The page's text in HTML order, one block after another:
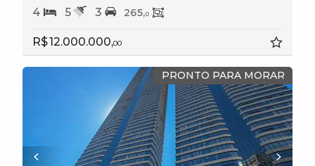
4 5 3 265,0
R$ 12.000.000,00
PRONTO PARA MORAR